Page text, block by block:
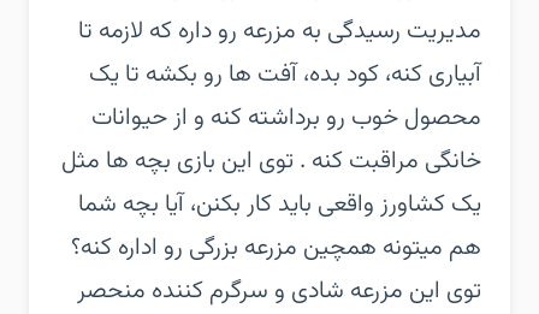
مدیریت رسیدگی به مزرعه رو داره که لازمه تا
آبیاری کنه، کود بده، آفت ها رو بکشه تا یک
محصول خوب رو برداشته کنه و از حیوانات
خانگی مراقبت کنه . توی این بازی بچه ها مثل
یک کشاورز واقعی باید کار بکنن، آیا بچه شما
هم میتونه همچین مزرعه بزرگی رو اداره کنه؟‏
توی این مزرعه شادی و سرگرم کننده منحصر